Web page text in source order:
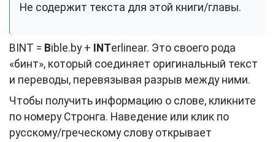
Не содержит текста для этой книги/главы.
BINT = Bible.by + INTerlinear. Это своего рода
«бинт», который соединяет оригинальный текст
и переводы, перевязывая разрыв между ними.
Чтобы получить информацию о слове, кликните
по номеру Стронга. Наведение или клик по
русскому/греческому слову открывает